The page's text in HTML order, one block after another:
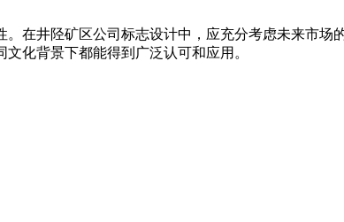
在井陉矿区公司标志设计中，应充分考虑未来市
化背景下都能得到广泛认可和应用。